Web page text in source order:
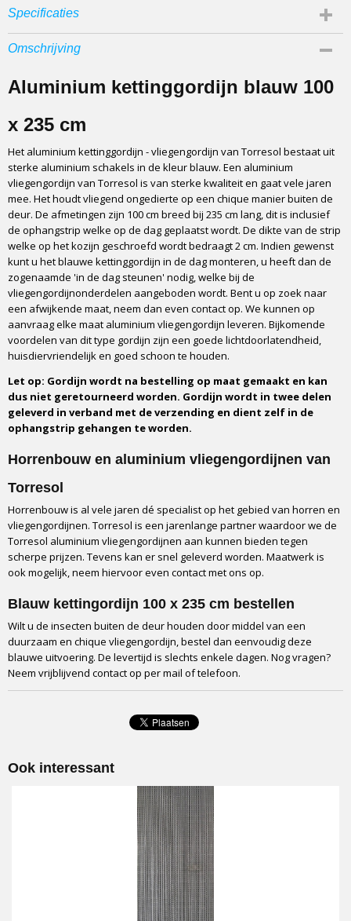
Specificaties
Afmetingen (l,b,h)
Catagorie
Fabrikant
Materiaal
Aluminium
Soort
Aluminium kettingen
Type
Kant en Klaar pakket
Ophangstrip
Z-profiel
Bevestiging
Schroeven
Montage
Tegen het kozijn of in het kozijn
Optioneel profiel bij montage in het kozijn
Ja, beschikbaar
Montageduur
5 tot 10 minuten
Verkrijgbare breedtes
Verkrijgbare lengtes
210 cm of 235 cm
Handleiding
Ja, in de doos
Verpakking
Vervoerder
DPD
Levertijd
2 tot 4 werkdagen
Ja
Hoogte is altijd inclusief ophangstrip
Omschrijving
Aluminium kettinggordijn blauw 100
x 235 cm
Het aluminium kettinggordijn - vliegengordijn van Torresol bestaat uit
sterke aluminium schakels in de kleur blauw. Een aluminium
vliegengordijn van Torresol is van sterke kwaliteit en gaat vele jaren
mee. Het houdt vliegend ongedierte op een chique manier buiten de
deur. De afmetingen zijn 100 cm breed bij 235 cm lang, dit is inclusief
de ophangstrip welke op de dag geplaatst wordt. De dikte van de strip
welke op het kozijn geschroefd wordt bedraagt 2 cm. Indien gewenst
kunt u het blauwe kettinggordijn in de dag monteren, u heeft dan de
zogenaamde 'in de dag steunen' nodig, welke bij de
vliegengordijnonderdelen aangeboden wordt. Bent u op zoek naar
een afwijkende maat, neem dan even contact op. We kunnen op
aanvraag elke maat aluminium vliegengordijn leveren. Bijkomende
voordelen van dit type gordijn zijn een goede lichtdoorlatendheid,
huisdiervriendelijk en goed schoon te houden.
Let op: Gordijn wordt na bestelling op maat gemaakt en kan
dus niet geretourneerd worden. Gordijn wordt in twee delen
geleverd in verband met de verzending en dient zelf in de
ophangstrip gehangen te worden.
Horrenbouw en aluminium vliegengordijnen van
Torresol
Horrenbouw is al vele jaren dé specialist op het gebied van horren en
vliegengordijnen. Torresol is een jarenlange partner waardoor we de
Torresol aluminium vliegengordijnen aan kunnen bieden tegen
scherpe prijzen. Tevens kan er snel geleverd worden. Maatwerk is
ook mogelijk, neem hiervoor even contact met ons op.
Blauw kettingordijn 100 x 235 cm bestellen
Wilt u de insecten buiten de deur houden door middel van een
duurzaam en chique vliegengordijn, bestel dan eenvoudig deze
blauwe uitvoering. De levertijd is slechts enkele dagen. Nog vragen?
Neem vrijblijvend contact op per mail of telefoon.
Ook interessant